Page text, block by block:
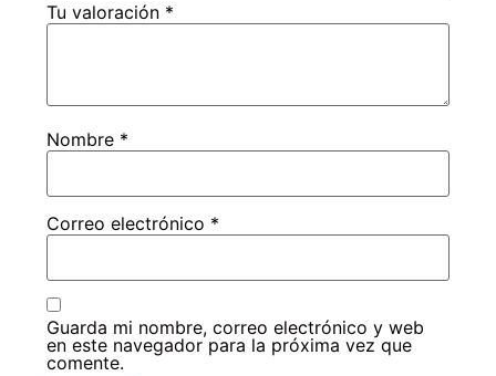
Tu valoración *
Nombre *
Correo electrónico *
Guarda mi nombre, correo electrónico y web
en este navegador para la próxima vez que
comente.